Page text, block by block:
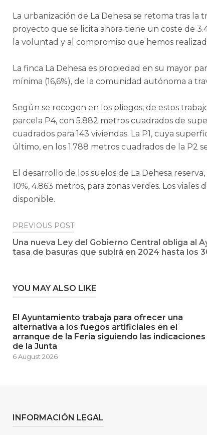
La urbanización de La Dehesa se retoma tras
proyecto que se licita ahora tiene un coste de
la voluntad y al compromiso que hemos
La finca La Dehesa es propiedad en su mayor
mínima (16,6%), de la comunidad autónoma a
Según se recogen en los pliegos, de estos
parcela P4, con 5.882 metros cuadrados de
cuadrados para 143 viviendas. La P1, cuya
último, en los 1.788 metros cuadrados de la P2
El desarrollo de los suelos de La Dehesa
10%, 4.863 metros, para zonas verdes. Los
disponible.
Post
navigation
PREVIOUS POST
Una nueva Ley del Gobierno Central obliga al
tasa de basuras que subirá en 2024 hasta los
YOU MAY ALSO LIKE
El Ayuntamiento trabaja para ofrecer una
alternativa a los fuegos artificiales en el
arranque de la Feria siguiendo las indicaciones
de la Junta
6 August 2026
INFORMACIÓN LEGAL